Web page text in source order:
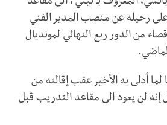
رحيله عن منصب المدير الفني
من الدور ربع النهائي لمونديال
لما أدلى به الأخير عقب إقالته من
إنه لن يعود الى مقاعد التدريب قبل